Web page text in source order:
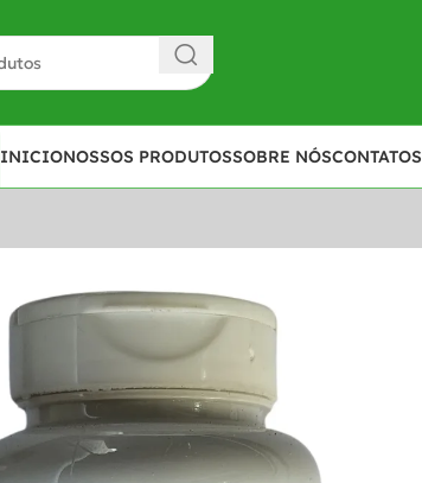
INICIONOSSOS PRODUTOSSOBRE NÓSCONTATOS